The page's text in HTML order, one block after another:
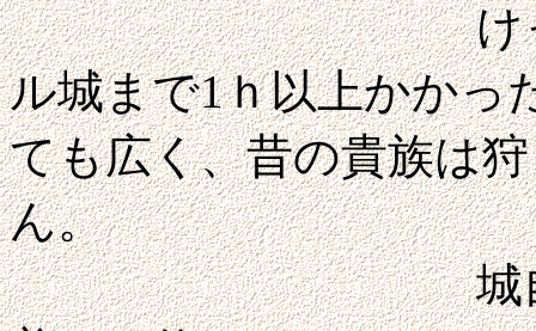
けっこう飛ば
ル城まで1ｈ以上かかっ
ても広く、昔の貴族は
ん。
城自体とても